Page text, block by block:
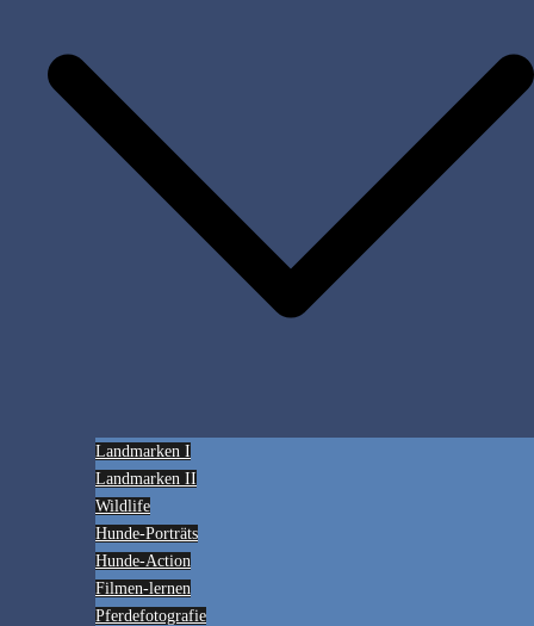
Landmarken I
Landmarken II
Wildlife
Hunde-Porträts
Hunde-Action
Filmen-lernen
Pferdefotografie